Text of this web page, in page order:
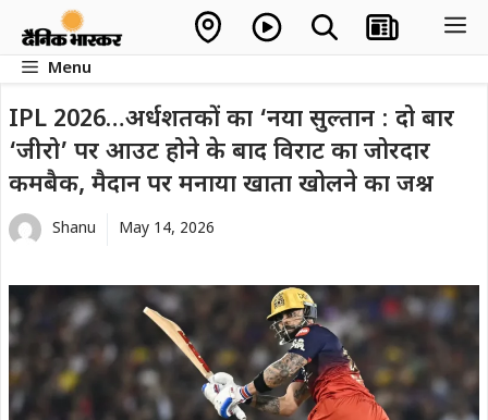
contentMenu
IPL 2026…अर्धशतकों का ‘नया सुल्तान : दो बार
‘जीरो’ पर आउट होने के बाद विराट का जोरदार
कमबैक, मैदान पर मनाया खाता खोलने का जश्न
Shanu May 14, 2026